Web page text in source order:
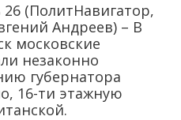
(ПолитНавигатор,
Андреев) – В
московские
незаконно
губернатора
16-ти этажную